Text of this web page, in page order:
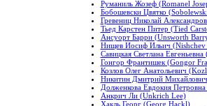
Руманиль Жозеф (Romanel
Бобошевски Цвятко
Гревениц Николай
Тьед Карстен Питер (Tied
Ансуорт Барри (Unsworth
Нищев Иосиф Ильич (Nishchev
Савицкая Светлана
Гонгор Франтишек (Gongor
Козлов Олег Анатольевич
Никитин Дмитрий
Долженкова Евдокия
Анкрич Ли (Unkrich Lee)
Хакль Георг (Georg Hackl)